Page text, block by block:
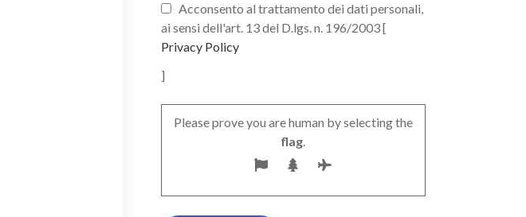
Acconsento al trattamento dei dati personali,
ai sensi dell'art. 13 del D.lgs. n. 196/2003 [
Privacy Policy
]
Please prove you are human by selecting the
flag.